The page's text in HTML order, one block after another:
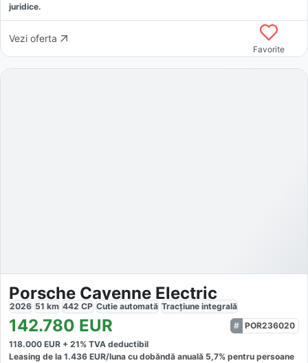
juridice.
Vezi oferta
Favorite
Porsche Cayenne Electric
2026 51 km 442 CP Cutie automată Tracțiune integrală
142.780 EUR
POR236020
118.000 EUR + 21% TVA deductibil
Leasing de la 1.436 EUR/luna cu dobăndă anuală 5,7% pentru persoane